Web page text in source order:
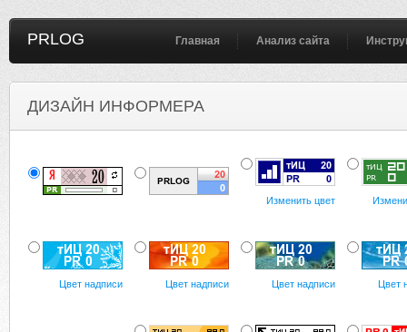
PRLOG Главная Анализ сайта
ДИЗАЙН ИНФОРМЕРА
Изменить цвет
Цвет надписи Цвет надписи Цвет надписи Цвет